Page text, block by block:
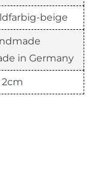
beige
in Germany
2cm